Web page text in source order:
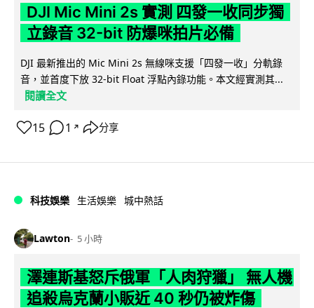
DJI Mic Mini 2s 實測 四發一收同步獨
立錄音 32-bit 防爆咪拍片必備
DJI 最新推出的 Mic Mini 2s 無線咪支援「四發一收」分軌錄
音，並首度下放 32-bit Float 浮點內錄功能。本文經實測其...
閱讀全文
15 1 ↗ 分享
科技娛樂 生活娛樂 城中熱話
Lawton 5 小時
澤連斯基怒斥俄軍「人肉狩獵」 無人機
追殺烏克蘭小販近 40 秒仍被炸傷